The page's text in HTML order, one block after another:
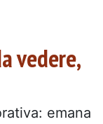
vedere,
emana